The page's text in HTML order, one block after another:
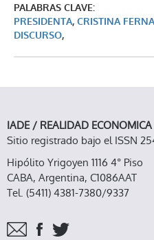
PALABRAS CLAVE:
PRESIDENTA, CRISTINA
DISCURSO,
IADE / REALIDAD ECONOMICA
Sitio registrado bajo el ISSN
Hipólito Yrigoyen 1116 4° Piso
CABA, Argentina, C1086AAT
Tel. (5411) 4381-7380/9337